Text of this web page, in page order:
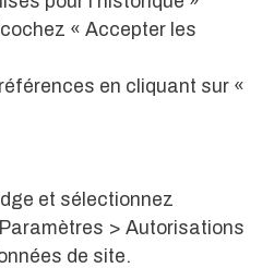
« Accepter les
en cliquant sur «
et sélectionnez
> Autorisations
de site.